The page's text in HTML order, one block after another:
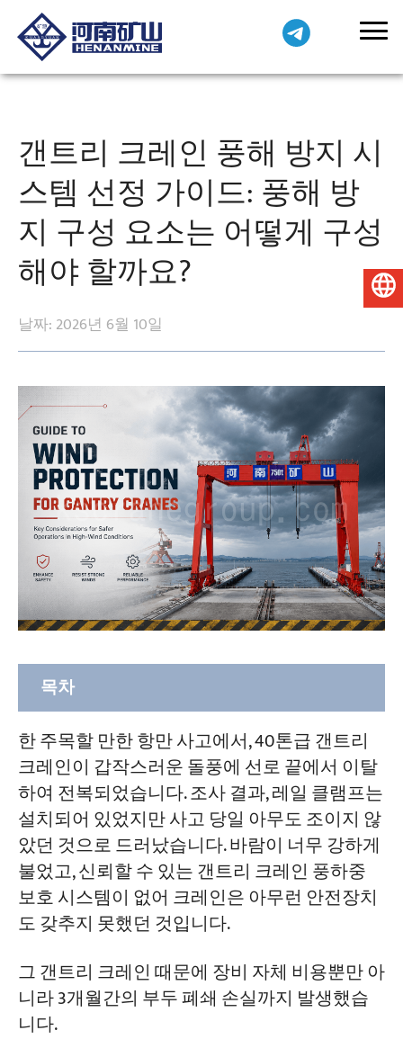
프로젝트
블로그
뉴스
응용
회사 소개
갠트리 크레인 풍해 방지 시
스템 선정 가이드: 풍해 방
지 구성 요소는 어떻게 구성
해야 할까요?
날짜: 2026년 6월 10일
목차
으로부터의 보호는 레일 클램프 하나로 해
결되는 것이 아닙니다.
레일 클램프 선택 방법 - 수동, 전동, 전기 유
압 스프링식: 비용 및 적용 분야의 주요 차이
점
수동 레일 클램프: 저렴하지만 "사람들이 잊
지 못할 것"이라는 모험
전동 레일 클램프: 연동 신호 기능이 있는 자
동 클램핑 장치; 잦은 이동에 적합
한 주목할 만한 항만 사고에서, 40톤급 갠트리
크레인이 갑작스러운 돌풍에 선로 끝에서 이탈
하여 전복되었습니다. 조사 결과, 레일 클램프는
설치되어 있었지만 사고 당일 아무도 조이지 않
았던 것으로 드러났습니다. 바람이 너무 강하게
불었고, 신뢰할 수 있는 갠트리 크레인 풍하중
보호 시스템이 없어 크레인은 아무런 안전장치
도 갖추지 못했던 것입니다.
그 갠트리 크레인 때문에 장비 자체 비용뿐만 아
니라 3개월간의 부두 폐쇄 손실까지 발생했습
니다.
한국어